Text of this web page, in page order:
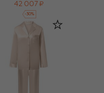
42 007 ₽
-30%